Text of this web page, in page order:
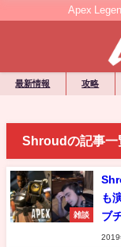
Apex
最新情報 攻略
Shroudの記事一
雑談
も
ブ
2019